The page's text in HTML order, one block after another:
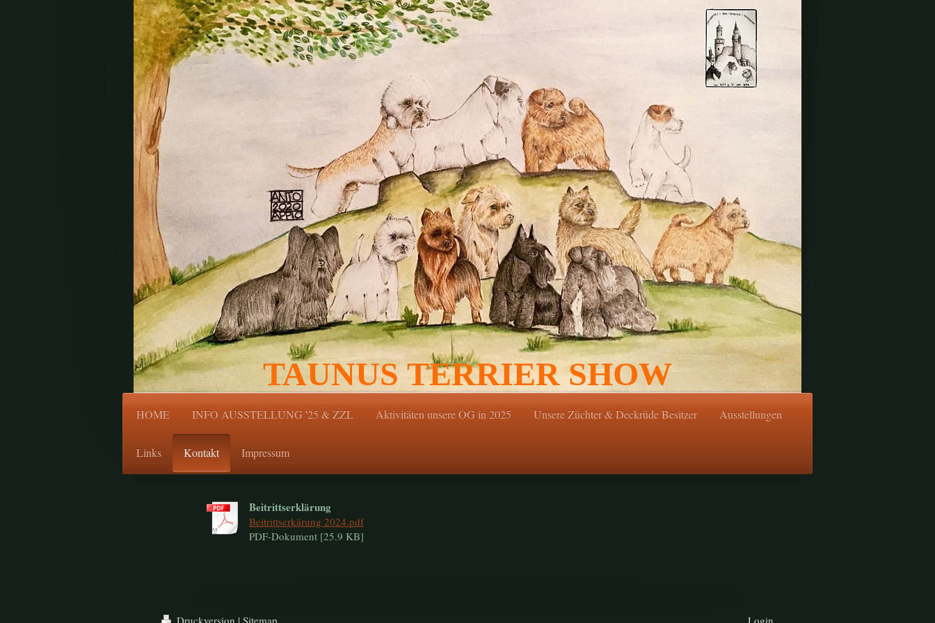
TAUNUS TERRIER SHOW
HOME INFO AUSSTELLUNG '25 & ZZL Aktivitäten unsere OG in 2025 Unsere Züchter & Deckrüde Besitzer Ausstellungen
Links Kontakt Impressum
Beitrittserklärung
Beitrittserkärung 2024.pdf
PDF-Dokument [25.9 KB]